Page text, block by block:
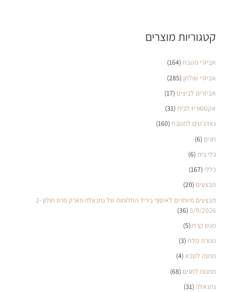
קטגוריות מוצרים
אביזרי מטבח (164)
אביזרי שולחן (285)
אביזרים לביצים (17)
אקססוריז לבית (31)
גאדג'טים למטבח (160)
חגים (6)
כלי בית (6)
כללי (167)
מבצעים (20)
מבצעים מיוחדים לאיסוף ביריד החלומות של נתנאלה פארק פרס חולון 2-
5/9/2026
(36)
מגש קרח (5)
מנורת מלח (3)
מתנה לסבא (4)
מתנות לחגים (68)
נתנאלה (31)